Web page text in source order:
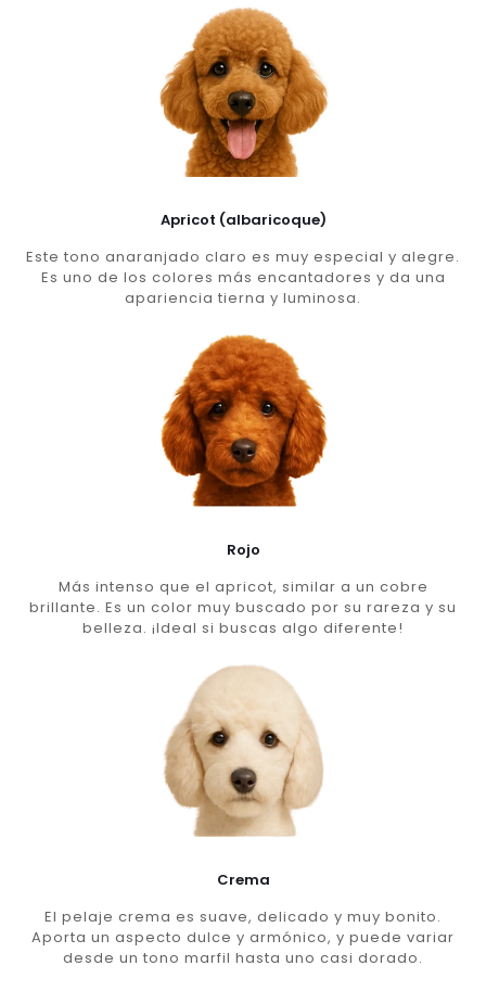
Apricot (albaricoque)
Este tono anaranjado claro es muy especial y alegre.
Es uno de los colores más encantadores y da una
apariencia tierna y luminosa.
Rojo
Más intenso que el apricot, similar a un cobre
brillante. Es un color muy buscado por su rareza y su
belleza. ¡Ideal si buscas algo diferente!
Crema
El pelaje crema es suave, delicado y muy bonito.
Aporta un aspecto dulce y armónico, y puede variar
desde un tono marfil hasta uno casi dorado.